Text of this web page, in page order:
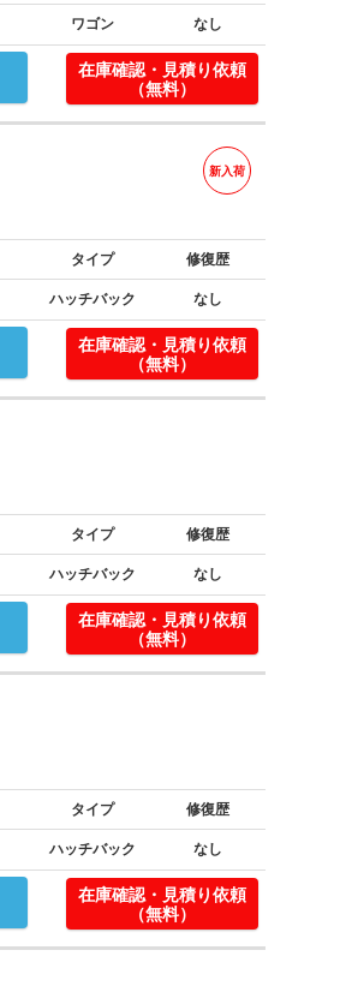
ワゴン なし
在庫確認・見積り依頼
（無料）
新入荷
タイプ 修復歴
ハッチバック なし
在庫確認・見積り依頼
（無料）
タイプ 修復歴
ハッチバック なし
在庫確認・見積り依頼
（無料）
タイプ 修復歴
ハッチバック なし
在庫確認・見積り依頼
（無料）